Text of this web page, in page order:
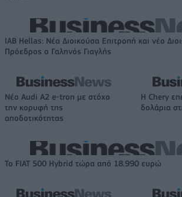
IAB Hellas: Νέα Διοικούσα Επιτροπή και νέο
Πρόεδρος ο Γαληνός Γιαγλής
Νέο Audi A2 e-tron με στόχο
την κορυφή της
αποδοτικότητας
Η Chery
δολάρια
Το FIAT 500 Hybrid τώρα από 18.990 ευρώ